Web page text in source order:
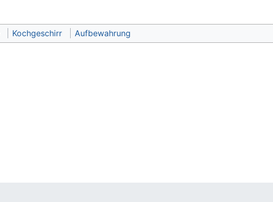
Kochgeschirr Aufbewahrung